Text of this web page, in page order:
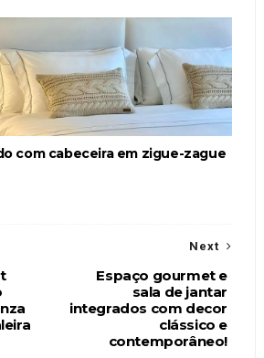
com cabeceira em zigue-zague
Next
Espaço gourmet e
sala de jantar
integrados com decor
clássico e
contemporâneo!